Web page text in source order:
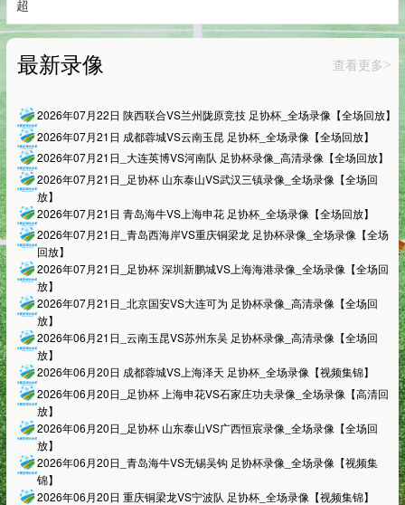
超
最新录像 查看更多>
2026年07月22日 陕西联合VS兰州陇原竞技 足协杯_全场录像【全场回放】
2026年07月21日 成都蓉城VS云南玉昆 足协杯_全场录像【全场回放】
2026年07月21日_大连英博VS河南队 足协杯录像_高清录像【全场回放】
2026年07月21日_足协杯 山东泰山VS武汉三镇录像_全场录像【全场回
放】
2026年07月21日 青岛海牛VS上海申花 足协杯_全场录像【全场回放】
2026年07月21日_青岛西海岸VS重庆铜梁龙 足协杯录像_全场录像【全场
回放】
2026年07月21日_足协杯 深圳新鹏城VS上海海港录像_全场录像【全场回
放】
2026年07月21日_北京国安VS大连可为 足协杯录像_高清录像【全场回
放】
2026年06月21日_云南玉昆VS苏州东吴 足协杯录像_高清录像【全场回
放】
2026年06月20日 成都蓉城VS上海泽天 足协杯_全场录像【视频集锦】
2026年06月20日_足协杯 上海申花VS石家庄功夫录像_全场录像【高清回
放】
2026年06月20日_足协杯 山东泰山VS广西恒宸录像_全场录像【全场回
放】
2026年06月20日_青岛海牛VS无锡吴钩 足协杯录像_全场录像【视频集
锦】
2026年06月20日 重庆铜梁龙VS宁波队 足协杯_全场录像【视频集锦】